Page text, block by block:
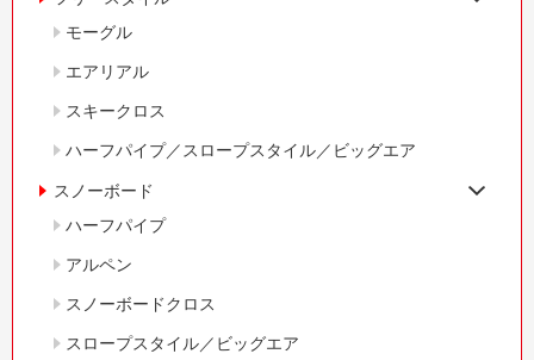
モーグル
エアリアル
スキークロス
ハーフパイプ／スロープスタイル／ビッグエア
スノーボード
ハーフパイプ
アルペン
スノーボードクロス
スロープスタイル／ビッグエア